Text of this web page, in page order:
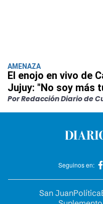
AMENAZA
El enojo en vivo de
Jujuy: "No soy más
Por Redacción Diario de
Seguinos en:
San JuanPolítica